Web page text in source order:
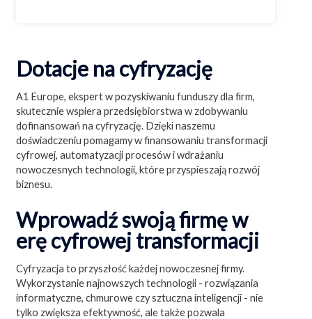
Dotacje na cyfryzację
A1 Europe, ekspert w pozyskiwaniu funduszy dla firm,
skutecznie wspiera przedsiębiorstwa w zdobywaniu
dofinansowań na cyfryzację. Dzięki naszemu
doświadczeniu pomagamy w finansowaniu transformacji
cyfrowej, automatyzacji procesów i wdrażaniu
nowoczesnych technologii, które przyspieszają rozwój
biznesu.
Wprowadź swoją firmę w
erę cyfrowej transformacji
Cyfryzacja to przyszłość każdej nowoczesnej firmy.
Wykorzystanie najnowszych technologii - rozwiązania
informatyczne, chmurowe czy sztuczna inteligencji - nie
tylko zwiększa efektywność, ale także pozwala